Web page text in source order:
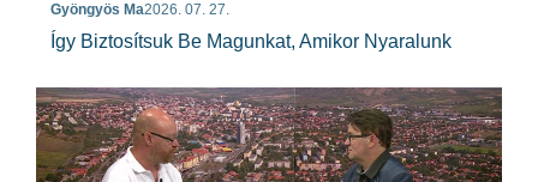
Gyöngyös Ma2026. 07. 27.
Így Biztosítsuk Be Magunkat, Amikor Nyaralunk